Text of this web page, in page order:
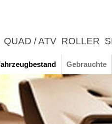
QUAD / ATV ROLLER
Gebrauchte